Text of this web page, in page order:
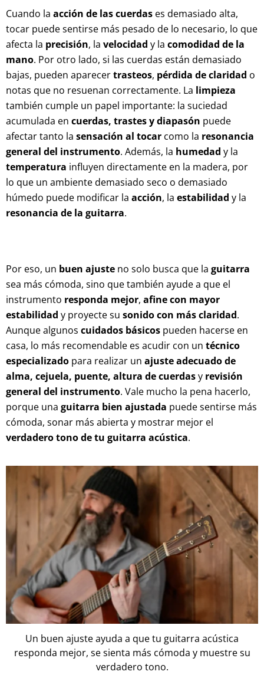
Cuando la acción de las cuerdas es demasiado alta,
tocar puede sentirse más pesado de lo necesario, lo que
afecta la precisión, la velocidad y la comodidad de la
mano. Por otro lado, si las cuerdas están demasiado
bajas, pueden aparecertrasteos, pérdida de claridad o
notas que no resuenan correctamente. La limpieza
también cumple un papel importante: la suciedad
acumulada en cuerdas, trastes y diapasón puede
afectar tanto la sensación al tocar como la resonancia
general del instrumento. Además, la humedad y la
temperatura influyen directamente en la madera, por
lo que un ambiente demasiado seco o demasiado
húmedo puede modificar la acción, la estabilidad y la
resonancia de la guitarra.
Por eso, un buen ajuste no solo busca que la guitarra
sea más cómoda, sino que también ayude a que el
instrumento responda mejor, afine con mayor
estabilidad y proyecte su sonido con más claridad.
Aunque algunos cuidados básicos pueden hacerse en
casa, lo más recomendable es acudir con un técnico
especializado para realizar un ajuste adecuado de
alma, cejuela, puente, altura de cuerdasy revisión
general del instrumento. Vale mucho la pena hacerlo,
porque una guitarra bien ajustada puede sentirse más
cómoda, sonar más abierta y mostrar mejor el
verdadero tono de tu guitarra acústica.
Un buen ajuste ayuda a que tu guitarra acústica
responda mejor, se sienta más cómoda y muestre su
verdadero tono.